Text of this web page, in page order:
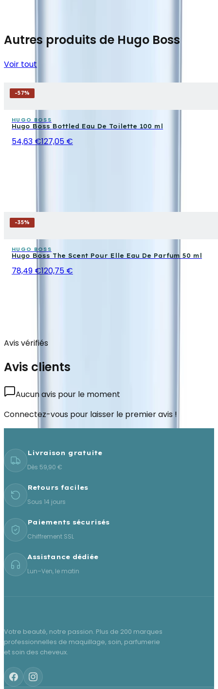
Autres produits de Hugo Boss
Voir tout
-57%
HUGO BOSS
Hugo Boss Bottled Eau De Toilette 100 ml
54,63 €127,05 €
-35%
HUGO BOSS
Hugo Boss The Scent Pour Elle Eau De Parfum 50 ml
78,49 €120,75 €
Avis vérifiés
Avis clients
Aucun avis pour le moment
Connectez-vous pour laisser le premier avis !
Livraison gratuite
Dès 59,90 €
Retours faciles
Sous 14 jours
Paiements sécurisés
Chiffrement SSL
Assistance dédiée
Lun–Ven, le matin
Votre beauté, notre passion. Plus de 200 marques
professionnelles de maquillage, soin, parfumerie
et soin des cheveux.